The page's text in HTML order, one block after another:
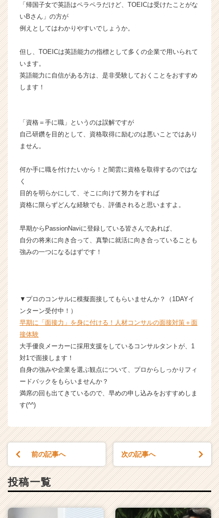
「帰国子女で英語はペラペラだけど、TOEICは受けたことがな
いBさん」の方が
例えとしてはわかりやすいでしょうか。
但し、TOEICは英語能力の指標として多くの企業で用いられて
います。
英語能力に自信がある方は、是非受験しておくことをおすすめ
します！
「資格＝手に職」というのは誤解ですが
自己研鑽を目的として、資格取得に励むのは悪いことではあり
ません。
何か手に職を付けたいから！と闇雲に資格を取得するのではな
く
目的を明らかにして、そこに向けて努力をすれば
資格に限らずどんな経験でも、評価されると思いますよ。
早期からPassionNaviに登録している皆さんであれば、
自分の将来に向き合って、真摯に就活に向き合っていることも
強みの一つになるはずです！
▼プロのコンサルに模擬面接してもらいませんか？（1DAYイ
ンターン受付中！）
早期に「面接力」を身に付ける！人材コンサルの面接対策＋面
接体験
大手優良メーカーに採用支援をしているコンサルタントが、1
対1で面接します！
自身の強みや企業を選ぶ観点について、プロからしっかりフィ
ードバックをもらいませんか？
満席の回も出てきているので、早めの申し込みをおすすめしま
す(^^)
前の記事へ 次の記事へ
投稿一覧